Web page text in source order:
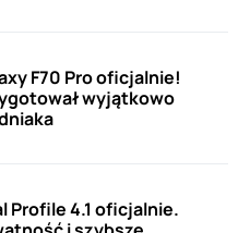
F70 Pro oficjalnie!
wyjątkowo
Profile 4.1 oficjalnie.